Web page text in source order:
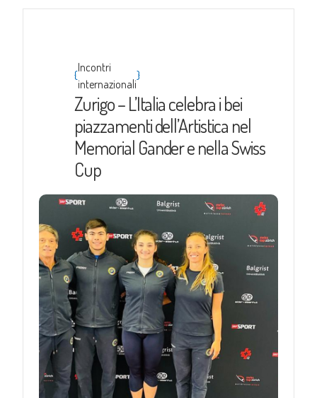
{
Incontri
internazionali
}
Zurigo – L’Italia celebra i bei
piazzamenti dell’Artistica nel
Memorial Gander e nella Swiss
Cup